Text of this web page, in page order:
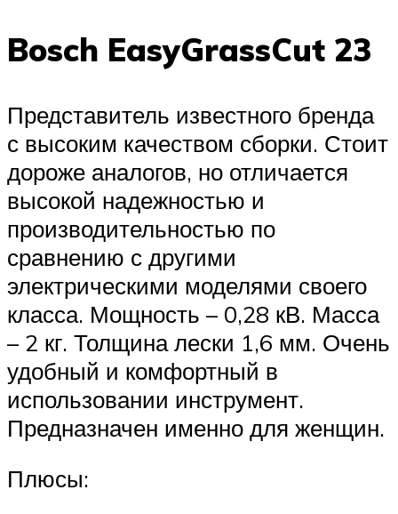
Bosch EasyGrassCut 23
Представитель известного бренда
с высоким качеством сборки. Стоит
дороже аналогов, но отличается
высокой надежностью и
производительностью по
сравнению с другими
электрическими моделями своего
класса. Мощность – 0,28 кВ. Масса
– 2 кг. Толщина лески 1,6 мм. Очень
удобный и комфортный в
использовании инструмент.
Предназначен именно для женщин.
Плюсы: